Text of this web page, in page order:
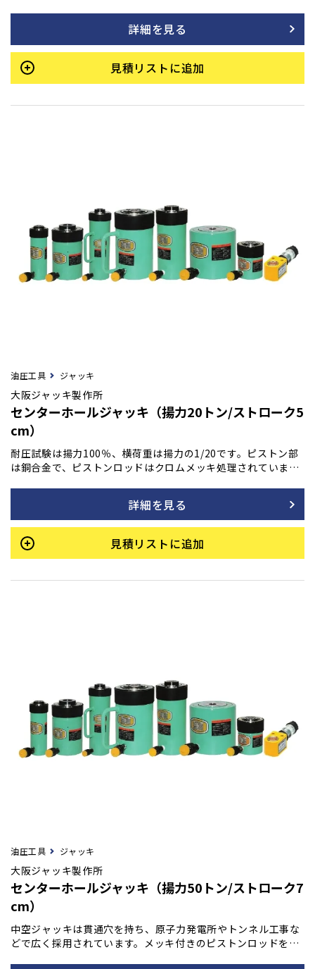
詳細を見る
見積リストに追加
油圧工具 ジャッキ
大阪ジャッキ製作所
センターホールジャッキ（揚力20トン/ストローク5
cm）
耐圧試験は揚力100％、横荷重は揚力の1/20です。ピストン部
は銅合金で、ピストンロッドはクロムメッキ処理されていま
詳細を見る
見積リストに追加
油圧工具 ジャッキ
大阪ジャッキ製作所
センターホールジャッキ（揚力50トン/ストローク7
cm）
中空ジャッキは貫通穴を持ち、原子力発電所やトンネル工事な
どで広く採用されています。メッキ付きのピストンロッドを備